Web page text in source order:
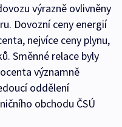
výrazně ovlivněny
Dovozní ceny energií
nejvíce ceny plynu,
Směnné relace byly
významně
oddělení
obchodu ČSÚ